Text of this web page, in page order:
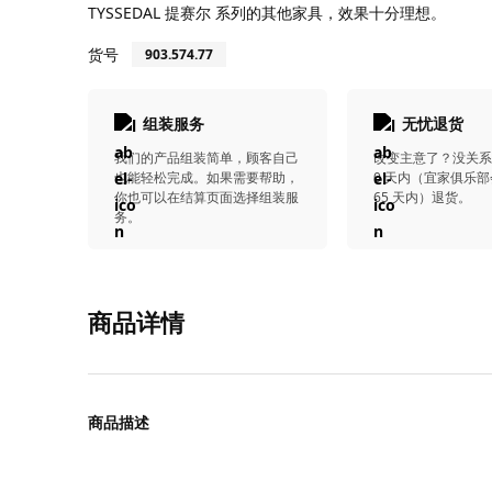
TYSSEDAL 提赛尔 系列的其他家具，效果十分理想。
货号
903.574.77
组装服务
我们的产品组装简单，顾客自己
也能轻松完成。如果需要帮助，
你也可以在结算页面选择组装服
务。
无忧退货
改变主意了？没关
0 天内（宜家俱乐
65 天内）退货。
商品详情
商品描述